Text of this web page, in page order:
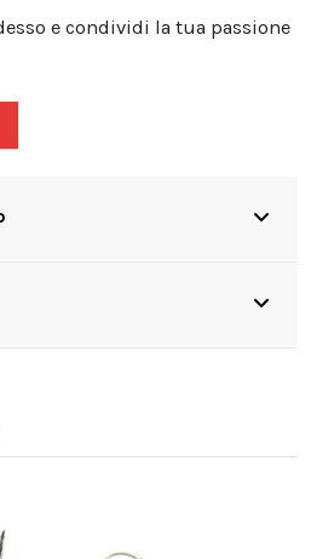
e condividi la tua passione